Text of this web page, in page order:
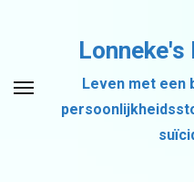
inhoud
Lonneke's
Leven met een